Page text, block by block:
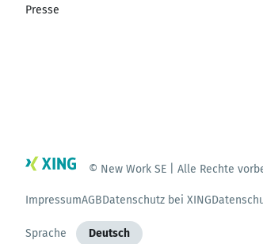
Presse
© New Work SE | Alle Rechte
ImpressumAGBDatenschutz bei XING
Sprache Deutsch